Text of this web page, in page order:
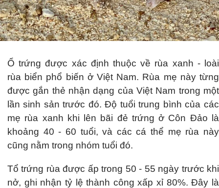
Ổ trứng được xác định thuộc về rùa xanh - loài
rùa biển phổ biến ở Việt Nam. Rùa mẹ này từng
được gắn thẻ nhận dạng của Việt Nam trong một
lần sinh sản trước đó. Độ tuổi trung bình của các
mẹ rùa xanh khi lên bãi đẻ trứng ở Côn Đảo là
khoảng 40 - 60 tuổi, và các cá thể mẹ rùa này
cũng nằm trong nhóm tuổi đó.
Tổ trứng rùa được ấp trong 50 - 55 ngày trước khi
nở, ghi nhận tỷ lệ thành công xấp xỉ 80%. Đây là